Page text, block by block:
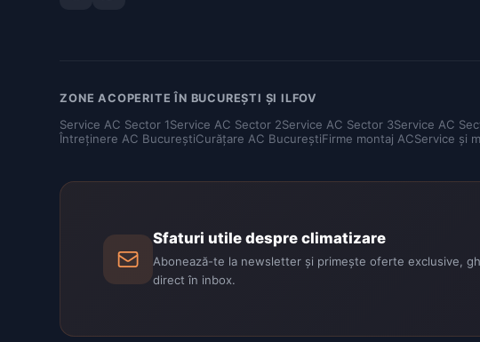
ZONE ACOPERITE ÎN BUCUREȘTI ȘI ILFOV
Service AC Sector 1Service AC Sector 2Service AC Sector 3Service AC
Întreținere AC BucureștiCurățare AC BucureștiFirme montaj ACService și
Sfaturi utile despre climatizare
Abonează-te la newsletter și primește oferte exclusive,
direct în inbox.